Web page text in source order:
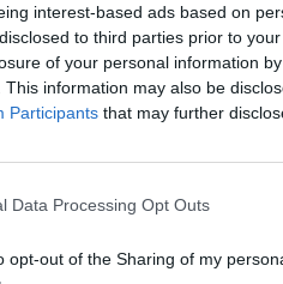
interest-based ads based on
to third parties prior to
of your personal information
This information may also be
Participants that may further
Data Processing Opt Outs
opt-out of the Sharing of my
«ορμόνη του σεξ».
, μεταξύ των οποίων